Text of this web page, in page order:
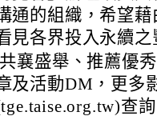
通的組織，希望
見各界投入永續之
襄盛舉、推薦優
及活動DM，更多
查詢